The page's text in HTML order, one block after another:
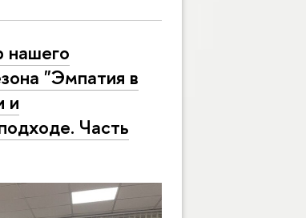
нашего
"Эмпатия в
и
Часть